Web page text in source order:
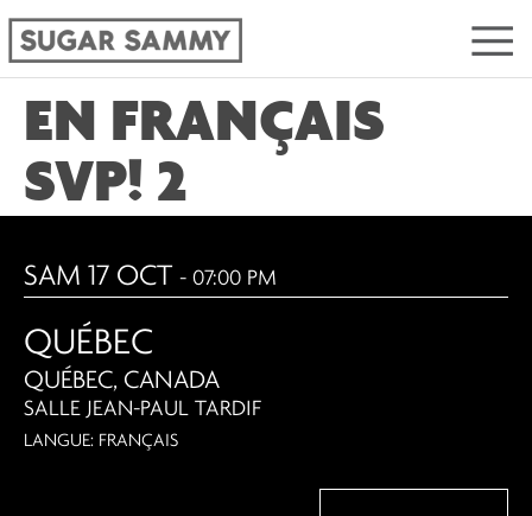
EN FRANÇAIS
SVP! 2
SAM 17 OCT - 07:00 PM
QUÉBEC
QUÉBEC, CANADA
SALLE JEAN-PAUL TARDIF
LANGUE: FRANÇAIS